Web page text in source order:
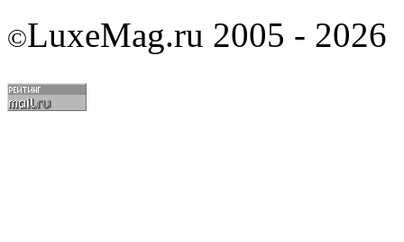
©LuxeMag.ru 2005 - 2026